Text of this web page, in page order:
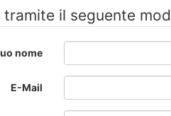
il seguente
nome
E-Mail